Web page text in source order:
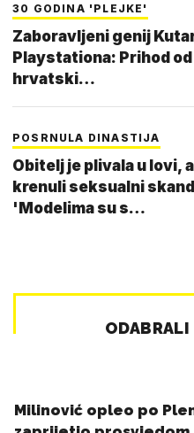
30 GODINA 'PLEJKE'
Zaboravljeni genij
Playstationa: Prihod
hrvatski…
POSRNULA DINASTIJA
Obitelj je plivala u lovi,
krenuli seksualni
'Modelima su s…